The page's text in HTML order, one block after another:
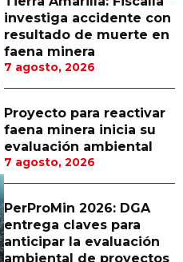
investiga accidente con
resultado de muerte en
faena minera
7 agosto, 2026
Proyecto para reactivar
faena minera inicia su
evaluación ambiental
7 agosto, 2026
PerProMin 2026: DGA
entrega claves para
anticipar la evaluación
ambiental de proyectos